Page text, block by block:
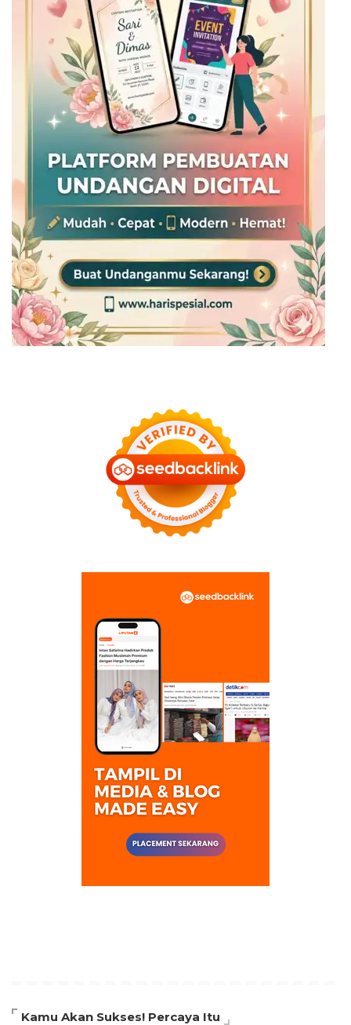
Kamu Akan Sukses! Percaya Itu